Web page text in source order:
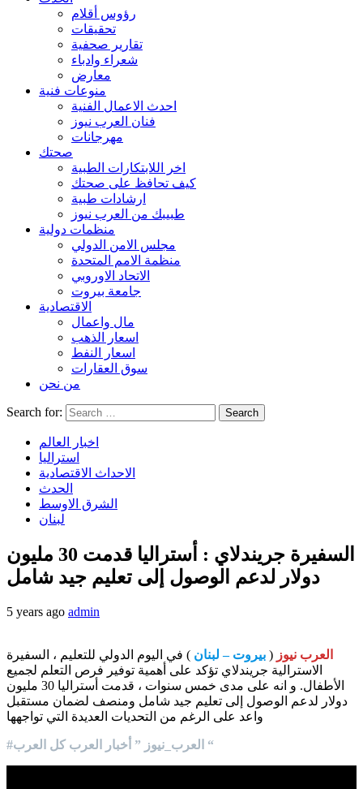
رؤوس أقلام
تحقيقات
تقارير صحفية
شعراء وادباء
معارض
منوعات فنية
احدث الاعمال الفنية
فنان العرب نيوز
مهرجانات
صحتك
اخر اللابتكارات الطبية
كيف تحافظ على صحتك
ارشادات طبية
طبيبك من العرب نيوز
منظمات دولية
مجلس الامن الدولي
منظمة الامم المتحدة
الاتحاد الاوروبي
جامعة بيروت
الاقتصادية
مال واعمال
اسعار الذهب
اسعار النفط
سوق العقارات
من نحن
Search for:
اخبار العالم
استراليا
الاحداث الاقتصادية
الحدث
الشرق الاوسط
لبنان
السفيرة جريندلاي : أستراليا قدمت 30 مليون
دولار لدعم الوصول إلى تعليم جيد شامل
5 years ago admin
العرب نيوز ( بيروت – لبنان ) في اليوم الدولي للتعليم ، السفيرة
الاسترالية جريندلاي تؤكد على أهمية توفير فرص التعلم لجميع
الأطفال. و انه على مدى خمس سنوات ، قدمت أستراليا 30 مليون
دولار لدعم الوصول إلى تعليم جيد شامل ومنصف لضمان مستقبل
واعد على الرغم من التحديات العديدة التي تواجهها
#العرب_نيوز ” أخبار العرب كل العرب “